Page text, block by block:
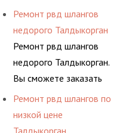
предприятия.
сможете заказать
сервис РВД на разовой
основе либо на
условиях
долговременного
обслуживания
гидросистем Вашего
Ремонт рвд шлангов
недорого Талдыкорган
Ремонт рвд шлангов
недорого Талдыкорган.
Вы сможете заказать
сервис РВД на разовой
основе либо на
условиях
Ремонт рвд шлангов по
низкой цене
Талдыкорган